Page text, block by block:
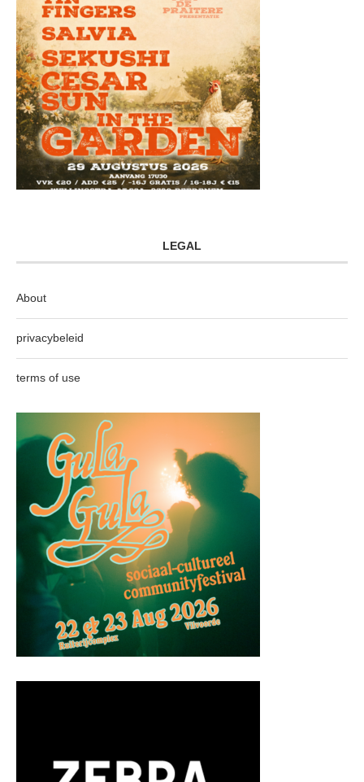
LEGAL
About
privacybeleid
terms of use